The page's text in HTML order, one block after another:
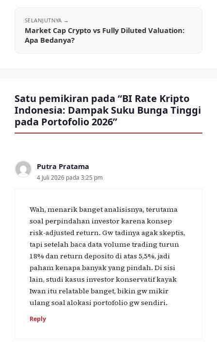
Market Cap Crypto vs Fully Diluted Valuation:
Apa Bedanya?
Satu pemikiran pada “BI Rate Kripto
Indonesia: Dampak Suku Bunga Tinggi
pada Portofolio 2026”
Putra Pratama
4 Juli 2026 pada 3:25 pm
Wah, menarik banget analisisnya, terutama
soal perpindahan investor karena konsep
risk-adjusted return. Gw tadinya agak skeptis,
tapi setelah baca data volume trading turun
18% dan return deposito di atas 5,5%, jadi
paham kenapa banyak yang pindah. Di sisi
lain, studi kasus investor konservatif kayak
Iwan itu relatable banget, bikin gw mikir
ulang soal alokasi portofolio gw sendiri.
Reply